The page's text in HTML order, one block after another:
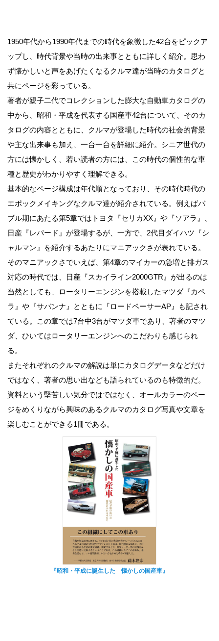
1950年代から1990年代までの時代を象徴した42台をピックア
ップし、時代背景や当時の出来事とともに詳しく紹介。思わ
ず懐かしいと声をあげたくなるクルマ達が当時のカタログと
共にページを彩っている。
著者が親子二代でコレクションした膨大な自動車カタログの
中から、昭和・平成を代表する国産車42台について、そのカ
タログの内容とともに、クルマが登場した時代の社会的背景
や主な出来事も加え、一台一台を詳細に紹介。シニア世代の
方には懐かしく、若い読者の方には、この時代の個性的な車
種と歴史がわかりやすく理解できる。
基本的なページ構成は年代順となっており、その時代時代の
エポックメイキングなクルマ達が紹介されている。例えばバ
ブル期にあたる第5章ではトヨタ『セリカXX』や『ソアラ』、
日産『レパード』が登場するが、一方で、2代目ダイハツ『シ
ャルマン』を紹介するあたりにマニアックさが表れている。
そのマニアックさでいえば、第4章のマイカーの急増と排ガス
対応の時代では、日産『スカイライン2000GTR』が出るのは
当然としても、ロータリーエンジンを搭載したマツダ『カペ
ラ』や『サバンナ』とともに『ロードペーサーAP』も記され
ている。この章では7台中3台がマツダ車であり、著者のマツ
ダ、ひいてはロータリーエンジンへのこだわりも感じられ
る。
またそれぞれのクルマの解説は単にカタログデータなどだけ
ではなく、著者の思い出なども語られているのも特徴的だ。
資料という堅苦しい気分ではではなく、オールカラーのペー
ジをめくりながら興味のあるクルマのカタログ写真や文章を
楽しむことができる1冊である。
『昭和・平成に誕生した 懐かしの国産車』